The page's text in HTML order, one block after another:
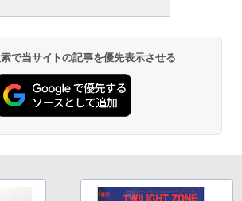
で当サイトの記事を優先表示させる